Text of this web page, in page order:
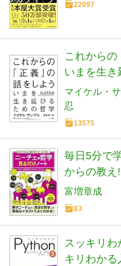
22097
これから
いまを生き
マイケル・
忍
13575
毎日5分で
からの教え
ート
富増章成
83
スッキリわ
キリわかる